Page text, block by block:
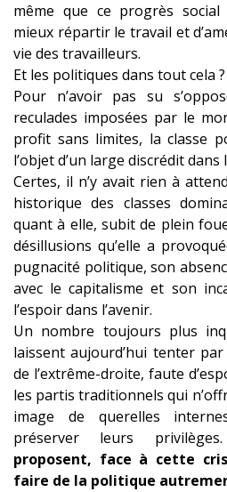
même que ce progrès
mieux répartir le travail et
vie des travailleurs.
Et les politiques dans tout cela ?
Pour n’avoir pas su
reculades imposées par le
profit sans limites, la classe
l’objet d’un large discrédit dans
Certes, il n’y avait rien à
historique des classes
quant à elle, subit de plein
désillusions qu’elle a
pugnacité politique, son
avec le capitalisme et son
l’espoir dans l’avenir.
Un nombre toujours plus
laissent aujourd’hui tenter
de l’extrême-droite, faute
les partis traditionnels qui
image de querelles
préserver leurs
proposent, face à cette
faire de la politique